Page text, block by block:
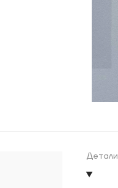
Детали